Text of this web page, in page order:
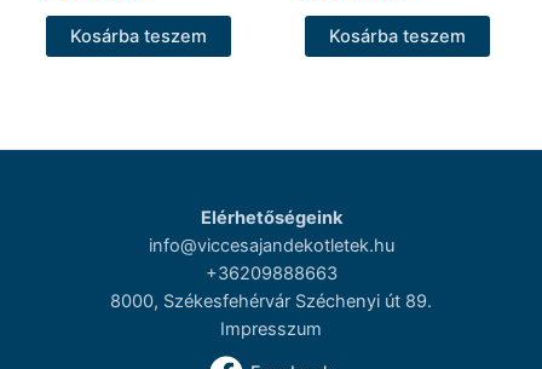
Kosárba teszem Kosárba teszem
Elérhetőségeink
info@viccesajandekotletek.hu
+36209888663
8000, Székesfehérvár Széchenyi út 89.
Impresszum